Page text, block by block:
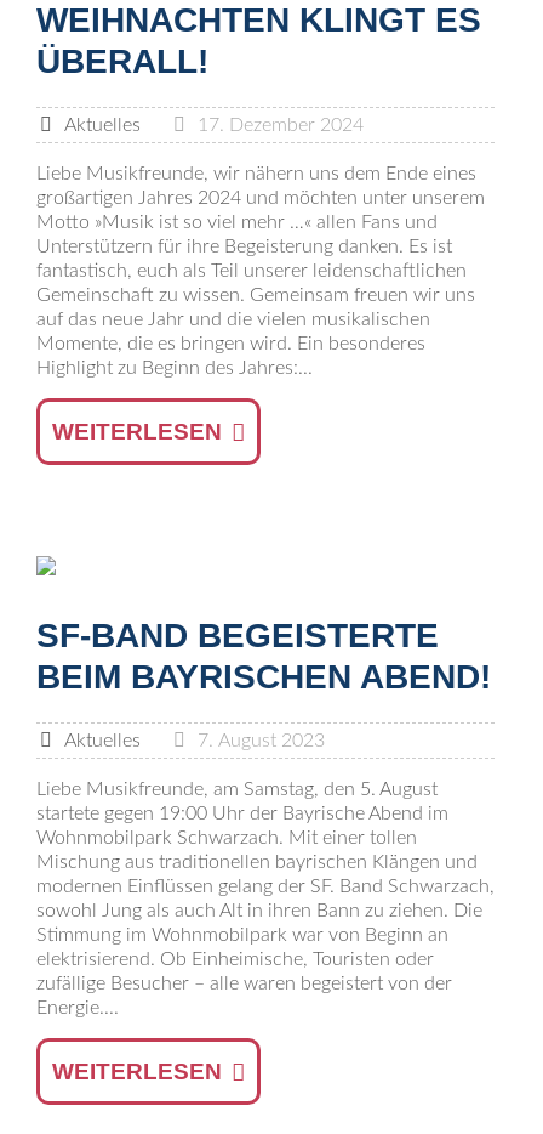
WEIHNACHTEN KLINGT ES
ÜBERALL!
Aktuelles 17. Dezember 2024
Liebe Musikfreunde, wir nähern uns dem Ende eines
großartigen Jahres 2024 und möchten unter unserem
Motto »Musik ist so viel mehr …« allen Fans und
Unterstützern für ihre Begeisterung danken. Es ist
fantastisch, euch als Teil unserer leidenschaftlichen
Gemeinschaft zu wissen. Gemeinsam freuen wir uns
auf das neue Jahr und die vielen musikalischen
Momente, die es bringen wird. Ein besonderes
Highlight zu Beginn des Jahres:...
WEITERLESEN
SF-BAND BEGEISTERTE
BEIM BAYRISCHEN ABEND!
Aktuelles 7. August 2023
Liebe Musikfreunde, am Samstag, den 5. August
startete gegen 19:00 Uhr der Bayrische Abend im
Wohnmobilpark Schwarzach. Mit einer tollen
Mischung aus traditionellen bayrischen Klängen und
modernen Einflüssen gelang der SF. Band Schwarzach,
sowohl Jung als auch Alt in ihren Bann zu ziehen. Die
Stimmung im Wohnmobilpark war von Beginn an
elektrisierend. Ob Einheimische, Touristen oder
zufällige Besucher – alle waren begeistert von der
Energie....
WEITERLESEN